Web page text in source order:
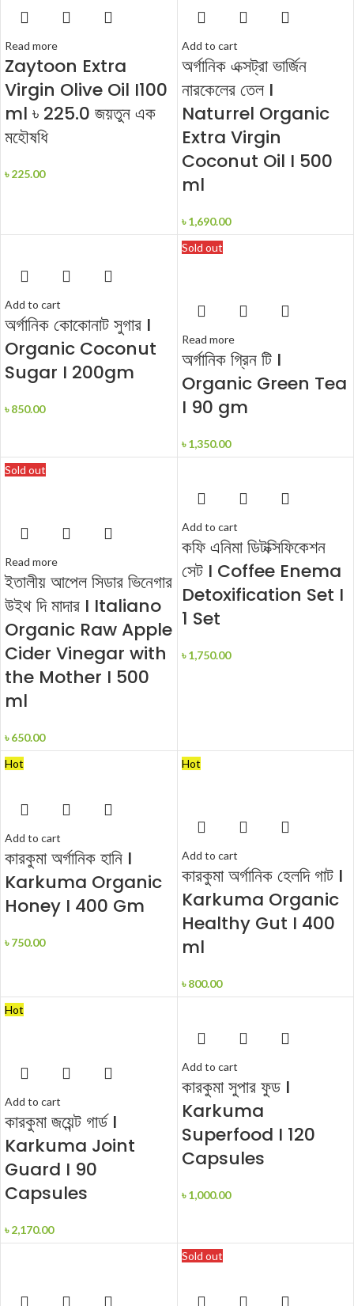
Read more
Zaytoon Extra
Virgin Olive Oil I100
ml ৳ 225.0 জয়তুন এক
মহৌষধি
৳225.00
Add to cart
অর্গানিক এক্সট্রা ভার্জিন
নারকেলের তেল I
Naturrel Organic
Extra Virgin
Coconut Oil I 500
ml
৳1,690.00
Add to cart
অর্গানিক কোকোনাট সুগার I
Organic Coconut
Sugar I 200gm
৳850.00
Sold out
Read more
অর্গানিক গ্রিন টি I
Organic Green Tea
I 90 gm
৳1,350.00
Sold out
Read more
ইতালীয় আপেল সিডার ভিনেগার
উইথ দি মাদার I Italiano
Organic Raw Apple
Cider Vinegar with
the Mother I 500
ml
৳650.00
Add to cart
কফি এনিমা ডিটক্সিফিকেশন
সেট I Coffee Enema
Detoxification Set I
1 Set
৳1,750.00
Hot
Add to cart
কারকুমা অর্গানিক হানি I
Karkuma Organic
Honey I 400 Gm
৳750.00
Hot
Add to cart
কারকুমা অর্গানিক হেলদি গাট I
Karkuma Organic
Healthy Gut I 400
ml
৳800.00
Hot
Add to cart
কারকুমা জয়েন্ট গার্ড I
Karkuma Joint
Guard I 90
Capsules
৳2,170.00
Add to cart
কারকুমা সুপার ফুড I
Karkuma
Superfood I 120
Capsules
৳1,000.00
Sold out